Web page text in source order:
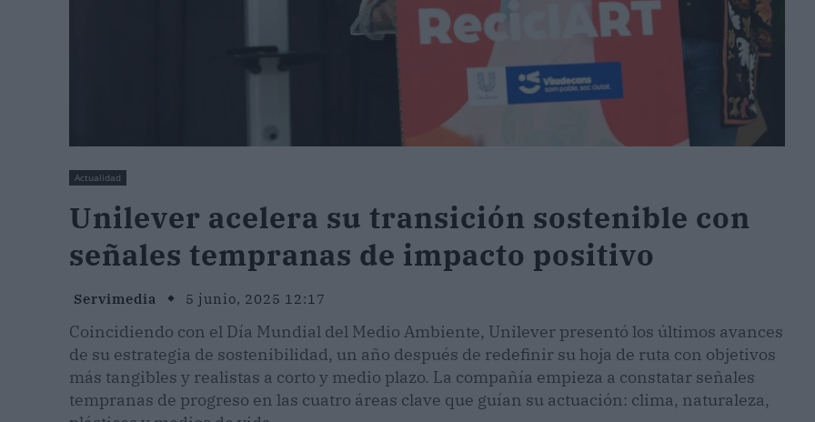
Actualidad
Unilever acelera su transición sostenible con
señales tempranas de impacto positivo
Servimedia 5 junio, 2025 12:17
Coincidiendo con el Día Mundial del Medio Ambiente, Unilever presentó los últimos avances
de su estrategia de sostenibilidad, un año después de redefinir su hoja de ruta con objetivos
más tangibles y realistas a corto y medio plazo. La compañía empieza a constatar señales
tempranas de progreso en las cuatro áreas clave que guían su actuación: clima, naturaleza,